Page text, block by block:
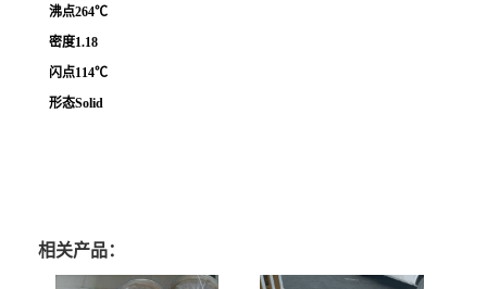
沸点264℃
密度1.18
闪点114℃
形态Solid
相关产品：